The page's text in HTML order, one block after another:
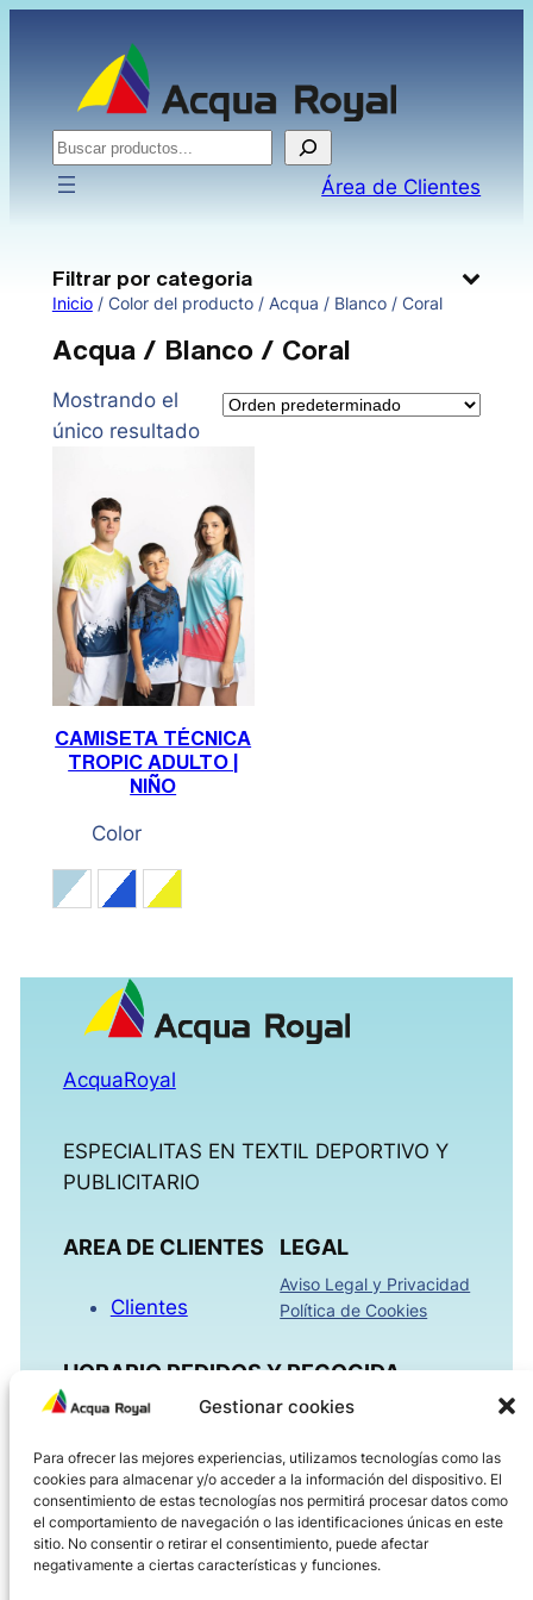
Gestionar cookies
Para ofrecer las mejores experiencias, utilizamos tecnologías como las
cookies para almacenar y/o acceder a la información del dispositivo. El
consentimiento de estas tecnologías nos permitirá procesar datos como
el comportamiento de navegación o las identificaciones únicas en este
sitio. No consentir o retirar el consentimiento, puede afectar
negativamente a ciertas características y funciones.
contenido
Buscar
Área de Clientes
Filtrar por categoria
Inicio/ Color del producto / Acqua / Blanco / Coral
Acqua / Blanco / Coral
Mostrando el
único resultado
CAMISETA TÉCNICA
TROPIC ADULTO |
NIÑO
Color
Acqua / Blanco / Coral
Azul eléctrico / Negro / Blanco
Blanco / Amarillo / Marino
AcquaRoyal
ESPECIALITAS EN TEXTIL DEPORTIVO Y
PUBLICITARIO
AREA DE CLIENTES
Clientes
LEGAL
Aviso Legal y Privacidad
Política de Cookies
HORARIO PEDIDOS Y RECOGIDA
Tardes 16:00h – 18:30h
Viernes 08:00h – 14:00h
ACQUAROYAL.COM